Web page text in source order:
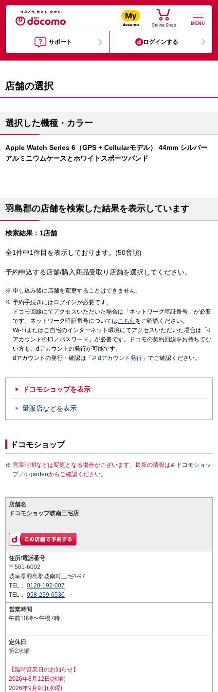
MENU
サポート ログインする
店舗の選択
選択した機種・カラー
Apple Watch Series 6（GPS + Cellularモデル） 44mm シルバー
アルミニウムケースとホワイトスポーツバンド
羽島郡の店舗を検索した結果を表示しています
検索結果：1店舗
全1件中1件目を表示しております。(50音順)
予約申込する店舗/購入商品受取り店舗を選択してください。
申し込み後に店舗を変更することはできません。
予約手続きにはログインが必要です。
ドコモ回線にてアクセスいただいた場合は「ネットワーク暗証番号」が必要
です。ネットワーク暗証番号についてはこちら をご確認ください。
Wi-Fiまたはご自宅のインターネット環境にてアクセスいただいた場合は「d
アカウントのID／パスワード」が必要です。ドコモの契約回線をお持ちでな
い方も、dアカウントの発行が可能です。
dアカウントの発行・確認は「
dアカウント発行 」でご確認ください。
ドコモショップを表示
量販店などを表示
ドコモショップ
営業時間などは変更となる場合がございます。最新の情報は
ドコモショッ
プ／d gardenからご確認ください。
店舗名
ドコモショップ岐南三宅店
住所/電話番号
〒501-6002
岐阜県羽島郡岐南町三宅4-97
TEL： 0120-192-007
TEL： 058-259-6530
営業時間
午前10時〜午後7時
定休日
第2水曜
【臨時営業日のお知らせ】
2026年8月12日(水曜)
2026年9月9日(水曜)